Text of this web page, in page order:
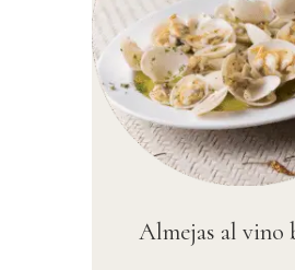
Almejas al vino